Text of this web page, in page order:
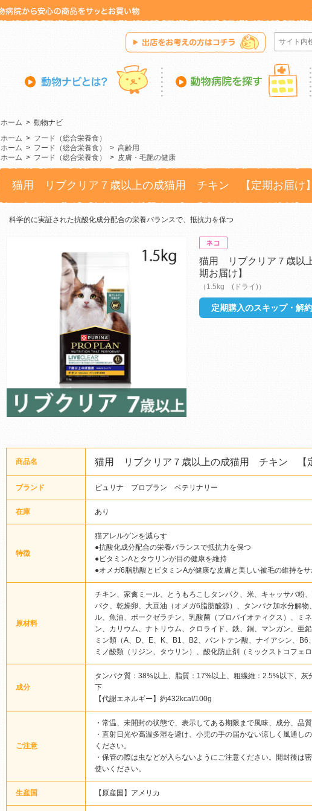
ホーム > 動物ナビ
ホーム > フード（総合栄養食）
ホーム > フード（総合栄養食） > 高齢用
ホーム > フード（総合栄養食） > 皮膚・毛艶の健康
猫用 リブクリア７歳以上の成猫用 チキン 【定期お届け】
科学的に実証された抗酸化成分配合の栄養バランスで、抵抗力を保つ
猫用 リブクリア７歳
期お届け】
（1.5kg (ドライ)）
定期購入のスキップ・解
商品名 猫用 リブクリア７歳以上の成猫用 チキン 【定
ブランド ピュリナ プロプラン ベテリナリー
在庫 あり
特徴
猫アレルゲンを減らす
●抗酸化成分配合の栄養バランスで抵抗力を保つ
●ビタミンAとタウリンが目の健康を維持
●オメガ6脂肪酸とビタミンAが健康な皮膚と美しい被毛の維持をサ
原材料
チキン、家禽ミール、とうもろこしタンパク、米、キャッサバ粉
パク、乾燥卵、大豆油（オメガ6脂肪酸源）、タンパク加水分解物
ル、魚油、ポークゼラチン、乳酸菌（プロバイオティクス）、ミ
ン、カリウム、ナトリウム、クロライド、鉄、銅、マンガン、亜
ミン類（A、D、E、K、B1、B2、パントテン酸、ナイアシン、B6
ミノ酸類（リジン、タウリン）、酸化防止剤（ミックストコフェロ
成分
タンパク質：38%以上、脂質：17%以上、粗繊維：2.5%以下、灰
下
【代謝エネルギー】約432kcal/100g
ご注意
・常温、未開封の状態で、表示してある期限まで風味、成分、品質
・直射日光や高温多湿を避け、小児の手の届かない涼しく風通し
ください。
・保管の際は虫などが入らないようにご注意ください。開封後は
使いください。
生産国 【原産国】アメリカ